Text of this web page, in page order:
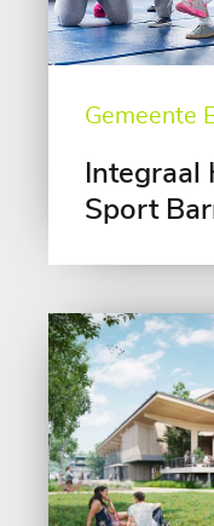
Gemeente
Integraal
Sport